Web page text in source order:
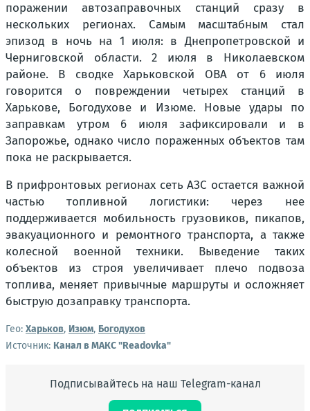
поражении автозаправочных станций сразу в
нескольких регионах. Самым масштабным стал
эпизод в ночь на 1 июля: в Днепропетровской и
Черниговской области. 2 июля в Николаевском
районе. В сводке Харьковской ОВА от 6 июля
говорится о повреждении четырех станций в
Харькове, Богодухове и Изюме. Новые удары по
заправкам утром 6 июля зафиксировали и в
Запорожье, однако число пораженных объектов там
пока не раскрывается.
В прифронтовых регионах сеть АЗС остается важной
частью топливной логистики: через нее
поддерживается мобильность грузовиков, пикапов,
эвакуационного и ремонтного транспорта, а также
колесной военной техники. Выведение таких
объектов из строя увеличивает плечо подвоза
топлива, меняет привычные маршруты и осложняет
быструю дозаправку транспорта.
Гео: Харьков, Изюм, Богодухов
Источник: Канал в МАКС "Readovka"
Подписывайтесь на наш Telegram-канал